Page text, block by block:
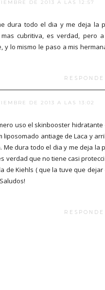
DE 2013 A LAS 12:57
dura todo el dia y me deja la
cubritiva, es verdad, pero
y lo mismo le paso a mis
DE 2013 A LAS 13:02
uso el skinbooster hidratante
liposomado antiage de Laca y
Me dura todo el dia y me deja la
verdad que no tiene casi
de Kiehls ( que la tuve que dejar